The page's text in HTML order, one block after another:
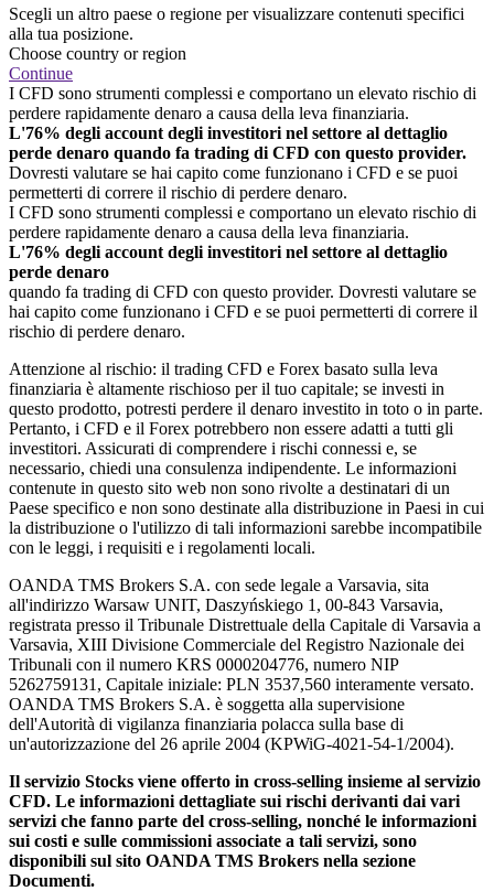
Scegli un altro paese o regione per visualizzare contenuti specifici
alla tua posizione.
Choose country or region
Continue
I CFD sono strumenti complessi e comportano un elevato rischio di
perdere rapidamente denaro a causa della leva finanziaria.
L'76% degli account degli investitori nel settore al dettaglio
perde denaro quando fa trading di CFD con questo provider.
Dovresti valutare se hai capito come funzionano i CFD e se puoi
permetterti di correre il rischio di perdere denaro.
I CFD sono strumenti complessi e comportano un elevato rischio di
perdere rapidamente denaro a causa della leva finanziaria.
L'76% degli account degli investitori nel settore al dettaglio
perde denaro
quando fa trading di CFD con questo provider. Dovresti valutare se
hai capito come funzionano i CFD e se puoi permetterti di correre il
rischio di perdere denaro.
Attenzione al rischio: il trading CFD e Forex basato sulla leva
finanziaria è altamente rischioso per il tuo capitale; se investi in
questo prodotto, potresti perdere il denaro investito in toto o in parte.
Pertanto, i CFD e il Forex potrebbero non essere adatti a tutti gli
investitori. Assicurati di comprendere i rischi connessi e, se
necessario, chiedi una consulenza indipendente. Le informazioni
contenute in questo sito web non sono rivolte a destinatari di un
Paese specifico e non sono destinate alla distribuzione in Paesi in cui
la distribuzione o l'utilizzo di tali informazioni sarebbe incompatibile
con le leggi, i requisiti e i regolamenti locali.
OANDA TMS Brokers S.A. con sede legale a Varsavia, sita
all'indirizzo Warsaw UNIT, Daszyńskiego 1, 00-843 Varsavia,
registrata presso il Tribunale Distrettuale della Capitale di Varsavia a
Varsavia, XIII Divisione Commerciale del Registro Nazionale dei
Tribunali con il numero KRS 0000204776, numero NIP
5262759131, Capitale iniziale: PLN 3537,560 interamente versato.
OANDA TMS Brokers S.A. è soggetta alla supervisione
dell'Autorità di vigilanza finanziaria polacca sulla base di
un'autorizzazione del 26 aprile 2004 (KPWiG-4021-54-1/2004).
Il servizio Stocks viene offerto in cross-selling insieme al servizio
CFD. Le informazioni dettagliate sui rischi derivanti dai vari
servizi che fanno parte del cross-selling, nonché le informazioni
sui costi e sulle commissioni associate a tali servizi, sono
disponibili sul sito OANDA TMS Brokers nella sezione
Documenti.